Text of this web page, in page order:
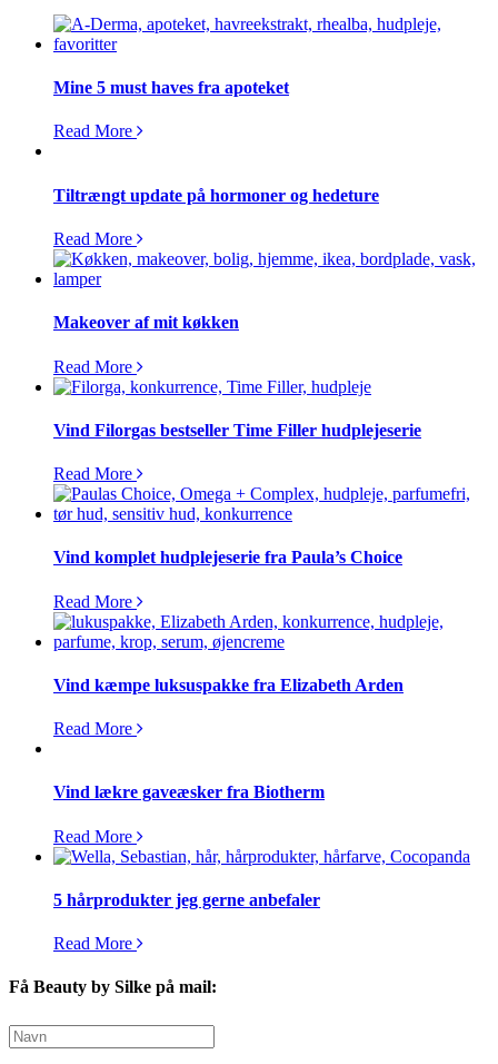
Mine 5 must haves fra apoteket
Read More
Tiltrængt update på hormoner og hedeture
Read More
Makeover af mit køkken
Read More
Vind Filorgas bestseller Time Filler hudplejeserie
Read More
Vind komplet hudplejeserie fra Paula’s Choice
Read More
Vind kæmpe luksuspakke fra Elizabeth Arden
Read More
Vind lækre gaveæsker fra Biotherm
Read More
5 hårprodukter jeg gerne anbefaler
Read More
Få Beauty by Silke på mail: